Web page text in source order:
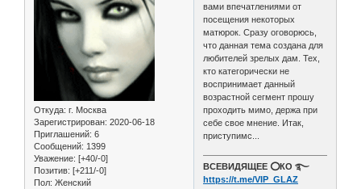
Откуда: г. Москва
Зарегистрирован: 2020-06-18
Приглашений: 6
Сообщений: 1399
Уважение: [+40/-0]
Позитив: [+211/-0]
Пол: Женский
вами впечатлениями от
посещения некоторых
матюрок. Сразу оговорюсь,
что данная тема создана для
любителей зрелых дам. Тех,
кто категорически не
воспринимает данный
возрастной сегмент прошу
проходить мимо, держа при
себе свое мнение. Итак,
приступимс...
ВСЕВИДЯЩЕЕ ⭕️КО ࿐
https://t.me/VIP_GLAZ